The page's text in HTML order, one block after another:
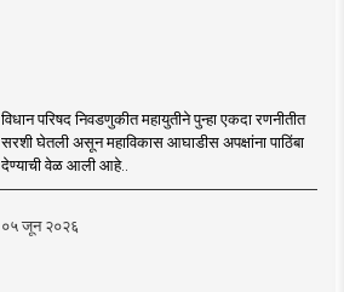
विधान परिषद निवडणुकीत महायुतीने पुन्हा एकदा रणनीतीत
सरशी घेतली असून महाविकास आघाडीस अपक्षांना पाठिंबा
देण्याची वेळ आली आहे..
०५ जून २०२६